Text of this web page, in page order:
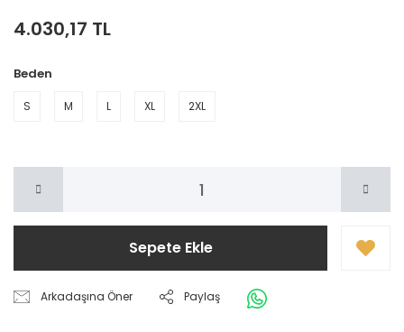
4.030,17 TL
Beden
S M L XL 2XL
Sepete Ekle
Arkadaşına Öner Paylaş